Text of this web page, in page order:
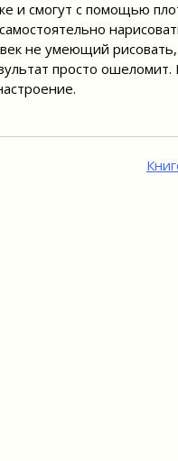
и смогут с помощью
не умеющий рисовать,
просто ошеломит.
ение.